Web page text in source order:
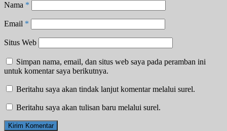
Nama *
Email *
Situs Web
Simpan nama, email, dan situs web saya pada peramban ini
untuk komentar saya berikutnya.
Beritahu saya akan tindak lanjut komentar melalui surel.
Beritahu saya akan tulisan baru melalui surel.